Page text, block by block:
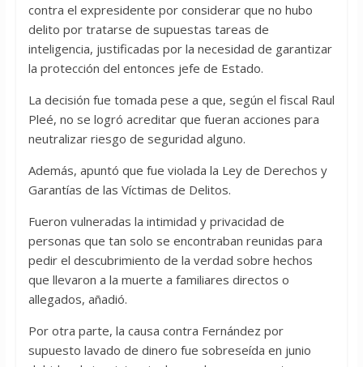
contra el expresidente por considerar que no hubo
delito por tratarse de supuestas tareas de
inteligencia, justificadas por la necesidad de garantizar
la protección del entonces jefe de Estado.
La decisión fue tomada pese a que, según el fiscal Raul
Pleé, no se logró acreditar que fueran acciones para
neutralizar riesgo de seguridad alguno.
Además, apuntó que fue violada la Ley de Derechos y
Garantías de las Víctimas de Delitos.
Fueron vulneradas la intimidad y privacidad de
personas que tan solo se encontraban reunidas para
pedir el descubrimiento de la verdad sobre hechos
que llevaron a la muerte a familiares directos o
allegados, añadió.
Por otra parte, la causa contra Fernández por
supuesto lavado de dinero fue sobreseída en junio